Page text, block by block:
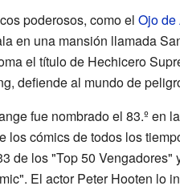
poderosos, como el Ojo de
en una mansión llamada
el título de Hechicero
defiende al mundo de
fue nombrado el 83.º en
los cómics de todos los
de los "Top 50 Vengadores"
El actor Peter Hooten lo